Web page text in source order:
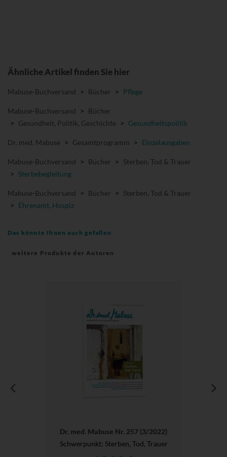
Ähnliche Artikel finden Sie hier
Mabuse-Buchversand > Bücher > Pflege
Mabuse-Buchversand > Bücher
> Gesundheit, Politik, Geschichte > Gesundheitspolitik
Dr. med. Mabuse > Gesamtprogramm > Einzelausgaben
Mabuse-Buchversand > Bücher > Sterben, Tod & Trauer
> Sterbebegleitung
Mabuse-Buchversand > Bücher > Sterben, Tod & Trauer
> Ehrenamt, Hospiz
Das könnte Ihnen auch gefallen
weitere Produkte der Autoren
Dr. med. Mabuse Nr. 257 (3/2022)
Schwerpunkt: Sterben, Tod, Trauer